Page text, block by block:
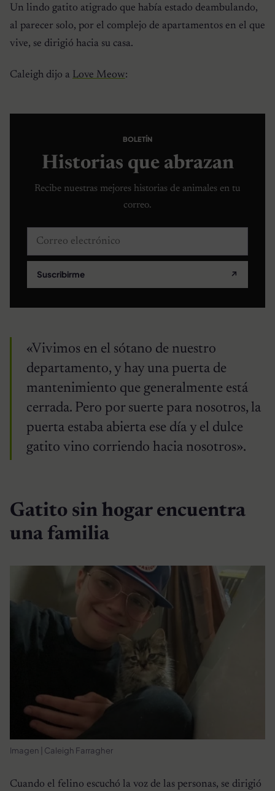
Un lindo gatito atigrado que había estado deambulando,
al parecer solo, por el complejo de apartamentos en el que
vive, se dirigió hacia su casa.
Caleigh dijo a Love Meow:
BOLETÍN
Historias que abrazan
Recibe nuestras mejores historias de animales en tu
correo.
Correo electrónico
Suscribirme ↗
«Vivimos en el sótano de nuestro
departamento, y hay una puerta de
mantenimiento que generalmente está
cerrada. Pero por suerte para nosotros, la
puerta estaba abierta ese día y el dulce
gatito vino corriendo hacia nosotros».
Gatito sin hogar encuentra
una familia
Imagen | Caleigh Farragher
Cuando el felino escuchó la voz de las personas, se dirigió